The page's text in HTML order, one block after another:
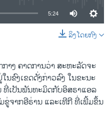
5:24
ລິງໂດຍກົງ
າງ ຄາດການວ່າ ສະຫະລັດຈະ
ຂົງເຂດດັ່ງກ່າວລົງ ໃນຂະນະ
ເປັນພັນທະມິດກັບອິສຣາແອລ
ຈາກອີຣ່ານ ແລະເທີກີ ທີ່ເພີ້ມຂຶ້ນ